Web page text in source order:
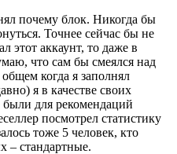
почему блок. Никогда бы
Точнее сейчас бы не
этот аккаунт, то даже в
что сам бы смеялся над
когда я заполнял
я в качестве своих
для рекомендаций
посмотрел статистику
тоже 5 человек, кто
– стандартные.